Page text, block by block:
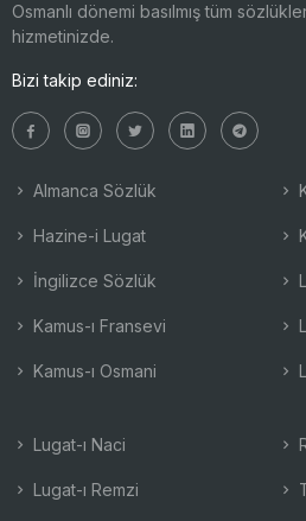
Osmanlı dönemi basılmış tüm
hizmetinizde.
Bizi takip ediniz:
Almanca Sözlük
Hazine-i Lugat
İngilizce Sözlük
Kamus-ı Fransevi
Kamus-ı Osmani
Lugat-ı Naci
Lugat-ı Remzi